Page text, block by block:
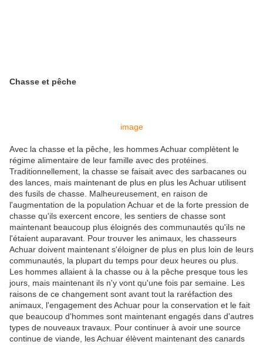
Chasse et pêche
image
Avec la chasse et la pêche, les hommes Achuar complètent le
régime alimentaire de leur famille avec des protéines.
Traditionnellement, la chasse se faisait avec des sarbacanes ou
des lances, mais maintenant de plus en plus les Achuar utilisent
des fusils de chasse. Malheureusement, en raison de
l'augmentation de la population Achuar et de la forte pression de
chasse qu'ils exercent encore, les sentiers de chasse sont
maintenant beaucoup plus éloignés des communautés qu'ils ne
l'étaient auparavant. Pour trouver les animaux, les chasseurs
Achuar doivent maintenant s'éloigner de plus en plus loin de leurs
communautés, la plupart du temps pour deux heures ou plus.
Les hommes allaient à la chasse ou à la pêche presque tous les
jours, mais maintenant ils n'y vont qu'une fois par semaine. Les
raisons de ce changement sont avant tout la raréfaction des
animaux, l'engagement des Achuar pour la conservation et le fait
que beaucoup d'hommes sont maintenant engagés dans d'autres
types de nouveaux travaux. Pour continuer à avoir une source
continue de viande, les Achuar élèvent maintenant des canards